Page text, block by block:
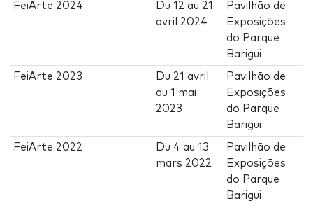
FeiArte 2024 Du12 au 21
avril 2024
Pavilhão de
Exposições
do Parque
Barigui
FeiArte 2023 Du 21 avril
au1 mai
2023
Pavilhão de
Exposições
do Parque
Barigui
FeiArte 2022 Du 4 au13
mars 2022
Pavilhão de
Exposições
do Parque
Barigui